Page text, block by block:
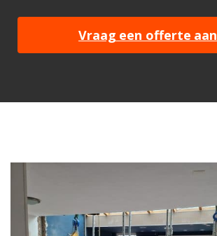
Vraag een offerte aan